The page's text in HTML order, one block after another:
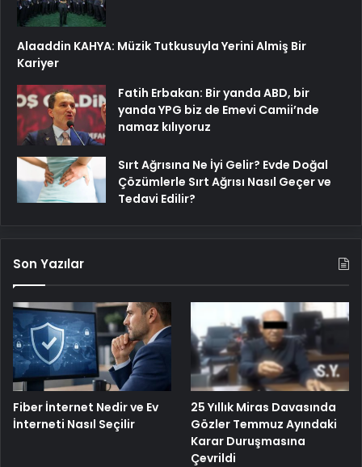
Alaaddin KAHYA: Müzik Tutkusuyla Yerini Almiş Bir
Kariyer
Fatih Erbakan: Bir yanda ABD, bir
yanda YPG biz de Emevi Camii’nde
namaz kılıyoruz
Sırt Ağrısına Ne İyi Gelir? Evde Doğal
Çözümlerle Sırt Ağrısı Nasıl Geçer ve
Tedavi Edilir?
Son Yazılar
Fiber İnternet Nedir ve Ev
İnterneti Nasıl Seçilir
25 Yıllık Miras Davasında
Gözler Temmuz Ayındaki
Karar Duruşmasına
Çevrildi